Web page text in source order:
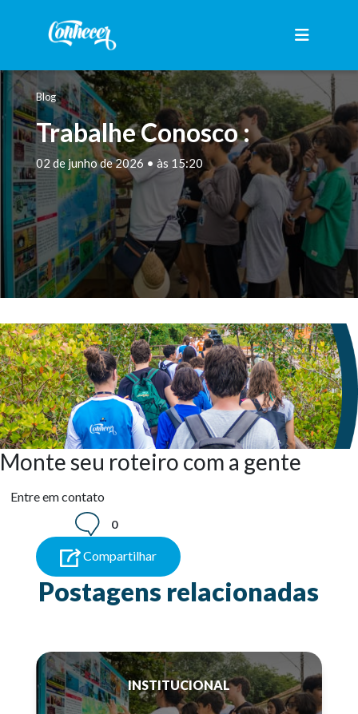
Blog
Trabalhe Conosco :
02 de junho de 2026 • às 15:20
Monte seu roteiro com a gente
Entre em contato
0
Compartilhar
Postagens relacionadas
INSTITUCIONAL